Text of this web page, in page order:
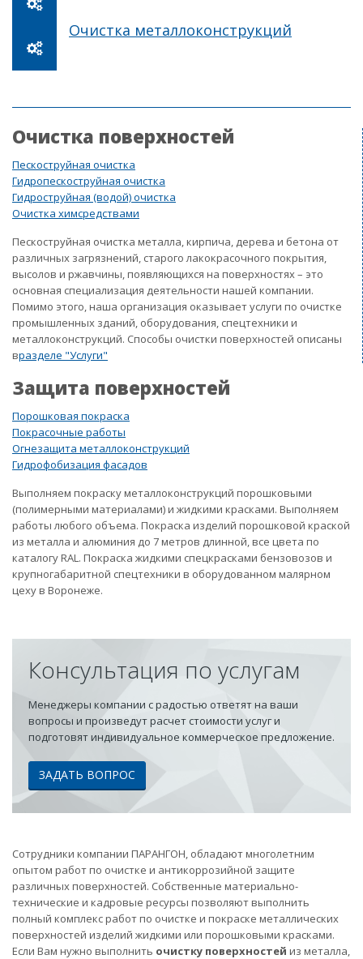
Очистка металлоконструкций
Очистка поверхностей
Пескоструйная очистка
Гидропескоструйная очистка
Гидроструйная (водой) очистка
Очистка химсредствами
Пескоструйная очистка металла, кирпича, дерева и бетона от
различных загрязнений, старого лакокрасочного покрытия,
высолов и ржавчины, появляющихся на поверхностях – это
основная специализация деятельности нашей компании.
Помимо этого, наша организация оказывает услуги по очистке
промышленных зданий, оборудования, спецтехники и
металлоконструкций. Способы очистки поверхностей описаны
вразделе "Услуги"
Защита поверхностей
Порошковая покраска
Покрасочные работы
Огнезащита металлоконструкций
Гидрофобизация фасадов
Выполняем покраску металлоконструкций порошковыми
(полимерными материалами) и жидкими красками. Выполняем
работы любого объема. Покраска изделий порошковой краской
из металла и алюминия до 7 метров длинной, все цвета по
каталогу RAL. Покраска жидкими спецкрасками бензовозов и
крупногабаритной спецтехники в оборудованном малярном
цеху в Воронеже.
Консультация по услугам
Менеджеры компании с радостью ответят на ваши
вопросы и произведут расчет стоимости услуг и
подготовят индивидуальное коммерческое предложение.
ЗАДАТЬ ВОПРОС
Сотрудники компании ПАРАНГОН, обладают многолетним
опытом работ по очистке и антикоррозийной защите
различных поверхностей. Собственные материально-
технические и кадровые ресурсы позволяют выполнить
полный комплекс работ по очистке и покраске металлических
поверхностей изделий жидкими или порошковыми красками.
Если Вам нужно выполнить очистку поверхностей из металла,